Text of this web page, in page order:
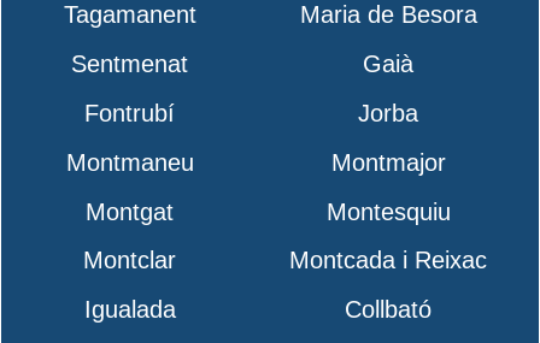
Tagamanent
Maria de Besora
Sentmenat
Gaià
Fontrubí
Jorba
Montmaneu
Montmajor
Montgat
Montesquiu
Montclar
Montcada i Reixac
Igualada
Collbató